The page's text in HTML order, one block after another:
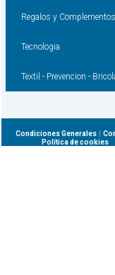
Regalos y Complementos
Tecnologia
Textil - Prevencion -
Condiciones Generales|
Política de cookies